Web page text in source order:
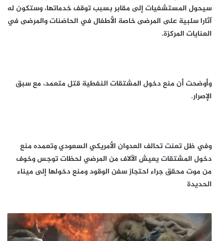
سيحول المستشفيات إلى مقابر بسبب توقف خدماتها، وستكون له
آثارا سلبية على المرضى خاصة الأطفال في الحاضنات والمرضى في
العنايات المركزة.
وأوضحت أن منع دخول المشتقات النفطية قتل متعمد، مع سبق
الإصرار.
وفي ظل تعنت تحالف العدوان الأمريكي السعودي وتعمده منع
دخول المشتقات يعيش الآلاف من المرضي لحظات توجس وخوف
من موت محقق جراء احتجاز سفن الوقود ومنع دخولها إلى ميناء
الحديدة